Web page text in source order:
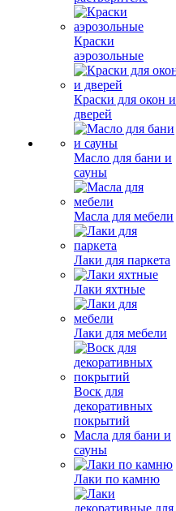
Краски
аэрозольные
Краски для окон и
дверей
Масло для бани и
сауны
Масла для мебели
Лаки для паркета
Лаки яхтные
Лаки для мебели
Воск для
декоративных
покрытий
Масла для бани и
сауны
Лаки по камню